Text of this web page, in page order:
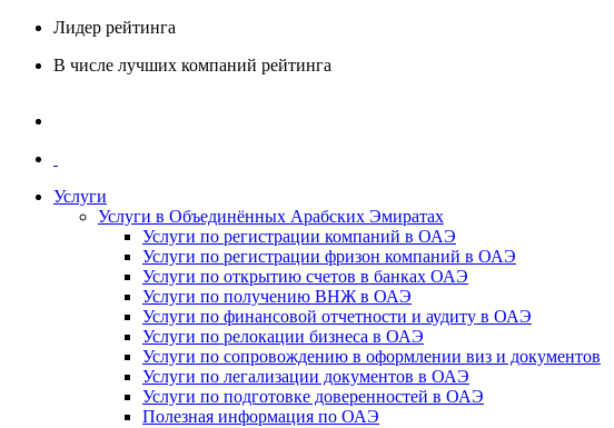
Лидер рейтинга
В числе лучших компаний рейтинга
Услуги
Услуги в Объединённых Арабских Эмиратах
Услуги по регистрации компаний в ОАЭ
Услуги по регистрации фризон компаний в ОАЭ
Услуги по открытию счетов в банках ОАЭ
Услуги по получению ВНЖ в ОАЭ
Услуги по финансовой отчетности и аудиту в ОАЭ
Услуги по релокации бизнеса в ОАЭ
Услуги по сопровождению в оформлении виз и документов
Услуги по легализации документов в ОАЭ
Услуги по подготовке доверенностей в ОАЭ
Полезная информация по ОАЭ